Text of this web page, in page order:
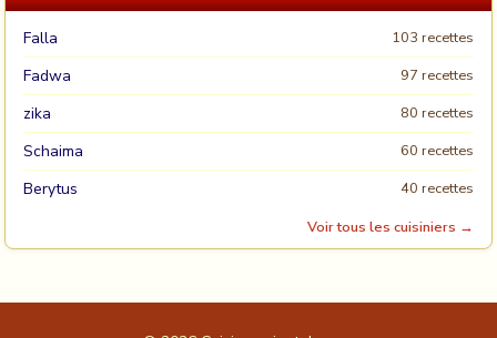
Falla 103 recettes
Fadwa 97 recettes
zika 80 recettes
Schaima 60 recettes
Berytus
40 recettes
Voir tous les cuisiniers →